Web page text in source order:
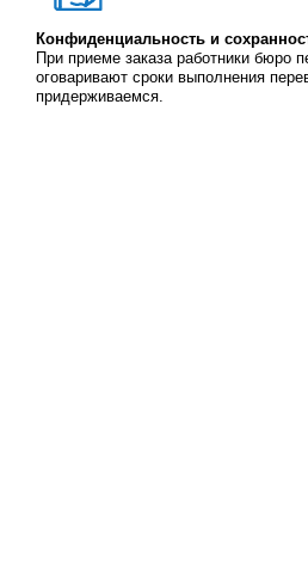
Конфиденциальность и
При приеме заказа работники бюро
оговаривают сроки выполнения
придерживаемся.